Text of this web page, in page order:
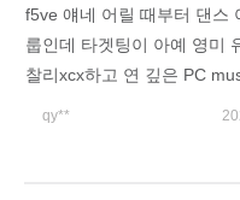
f5ve 얘네 어릴 때부터 댄스
룹인데 타겟팅이 아예 영미
찰리xcx하고 연 깊은 PC
qy**